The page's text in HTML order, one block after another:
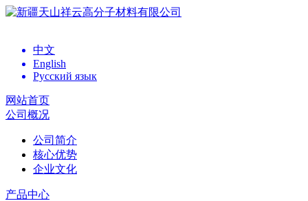
中文
English
Русский язык
网站首页
公司概况
公司简介
核心优势
企业文化
产品中心